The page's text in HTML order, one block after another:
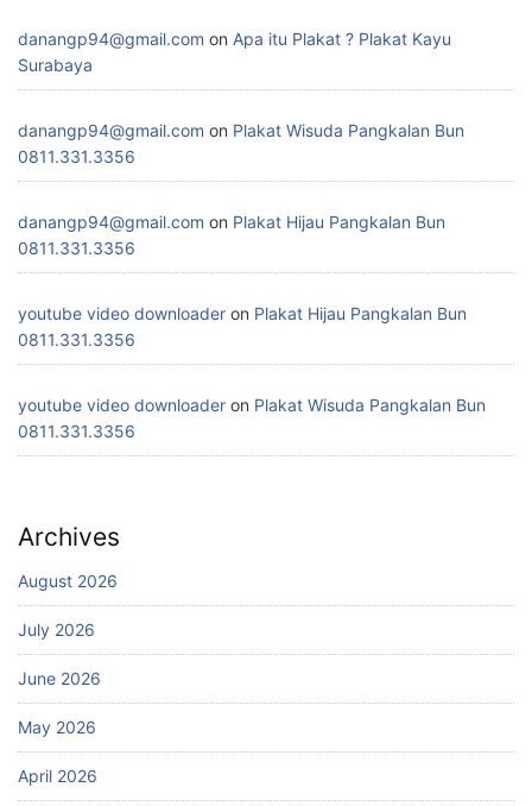
danangp94@gmail.com on Apa itu Plakat ? Plakat Kayu
Surabaya
danangp94@gmail.com on Plakat Wisuda Pangkalan Bun
0811.331.3356
danangp94@gmail.com on Plakat Hijau Pangkalan Bun
0811.331.3356
youtube video downloader on Plakat Hijau Pangkalan Bun
0811.331.3356
youtube video downloader on Plakat Wisuda Pangkalan Bun
0811.331.3356
Archives
August 2026
July 2026
June 2026
May 2026
April 2026